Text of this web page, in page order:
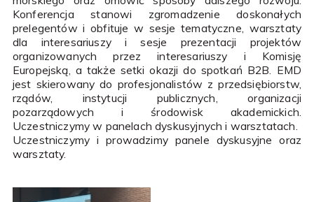
Konferencja stanowi zgromadzenie doskonałych
prelegentów i obfituje w sesje tematyczne, warsztaty
dla interesariuszy i sesje prezentacji projektów
organizowanych przez interesariuszy i Komisję
Europejską, a także setki okazji do spotkań B2B. EMD
jest skierowany do profesjonalistów z przedsiębiorstw,
rządów, instytucji publicznych, organizacji
pozarządowych i środowisk akademickich.
Uczestniczymy w panelach dyskusyjnych i warsztatach.
Uczestniczymy i prowadzimy panele dyskusyjne oraz
warsztaty.